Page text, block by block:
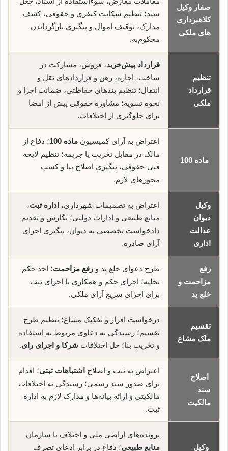
صفار وکیل
کلاهبرداری
های ملکی
سند؛ تنظیم شکایت کیفری و حقوقی، کشف
مدارک، توقیف اموال و پیگیری بازگرداندن
محکوم‌به.
تنظیم
قرارداد
ملکی
قرارداد پیش‌خرید، فروش، مشارکت در
ساخت، اجاره، رهن و قراردادهای نقل و
انتقال؛ تنظیم بندهای حفاظتی، ضمانت اجرا و
نحوه تسویه؛ مشاوره حقوقی پیش از امضا
برای جلوگیری از اختلافات.
ماده 100
اعتراض به آرای کمیسیون ماده 100
؛ دفاع از
مالک در مقابل تخریب یا جریمه؛ تنظیم لایحه
فنی-حقوقی، پیگیری اصلاح بنا و کسب
مجوزهای لازم.
وکیل
دیوان
عدالت
اداری
اعتراض به تصمیمات شهرداری، اداره ثبت،
منابع طبیعی و ادارات دولتی؛ نگارش و تقدیم
دادخواست تخصصی به دیوان، پیگیری اجرای
آرای صادره.
رفع
مزاحمت و
خلع ید
طرح دعوای خلع ید و رفع مزاحمت؛ اخذ حکم
تخلیه؛ اجرای حکم و همکاری با اجرای ثبت
برای اجرای سریع آرای ملکی.
تقسیم
ملک مشاع
درخواست افراز و تفکیک مشاع؛ تنظیم طرح
تقسیم؛ رسیدگی به دعاوی مربوط به استفاده
و تخریب بنا؛ حل اختلافات شرکا و اجرای رای.
اصلاح
سند
مالکیت
اعتراض به ثبت و اصلاح اشتباهات ثبتی؛ اقدام
برای صدور سند رسمی؛ رسیدگی به اختلافات
مالکیتی و ارائه بیانه‌ها و مدارک لازم به اداره
ثبت.
وکیل
پرونده‌های اراضی ملی و اختلاف با سازمان
منابع طبیعی؛ دفاع در برابر ادعای تصرف